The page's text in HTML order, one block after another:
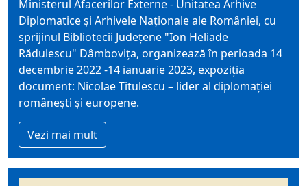
Ministerul Afacerilor Externe - Unitatea Arhive
Diplomatice şi Arhivele Naţionale ale României, cu
sprijinul Bibliotecii Județene "Ion Heliade
Rădulescu" Dâmbovița, organizează în perioada 14
decembrie 2022 -14 ianuarie 2023, expoziţia
document: Nicolae Titulescu – lider al diplomaţiei
româneşti şi europene.
Vezi mai mult